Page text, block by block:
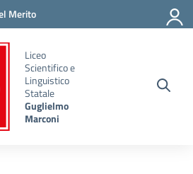
Merito
Liceo
Scientifico e
Linguistico
Statale
Guglielmo
Marconi